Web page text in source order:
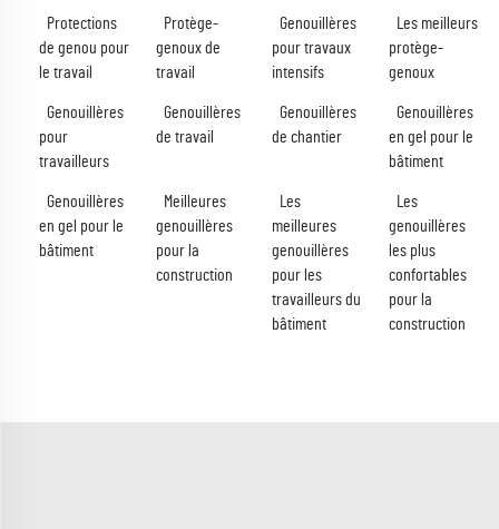
Protections
de genou pour
le travail
Protège-
genoux de
travail
Genouillères
pour travaux
intensifs
Les meilleurs
protège-
genoux
Genouillères
pour
travailleurs
Genouillères
de travail
Genouillères
de chantier
Genouillères
en gel pour le
bâtiment
Genouillères
en gel pour le
bâtiment
Meilleures
genouillères
pour la
construction
Les
meilleures
genouillères
pour les
travailleurs du
bâtiment
Les
genouillères
les plus
confortables
pour la
construction